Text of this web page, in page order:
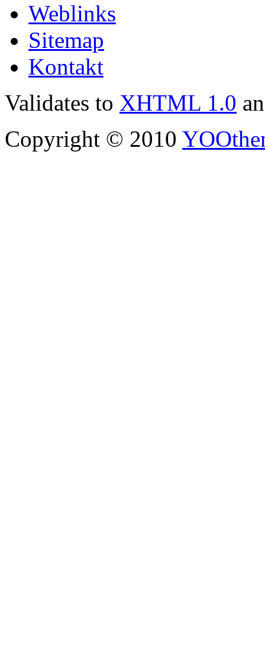
Weblinks
Sitemap
Kontakt
Validates to XHTML 1.0
Copyright © 2010